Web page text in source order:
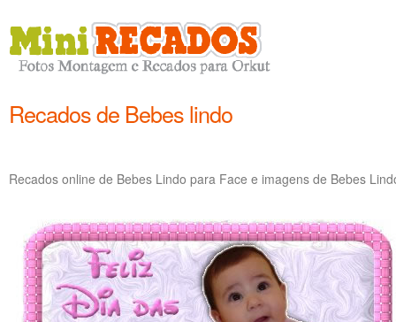
Recados de Bebes lindo
Recados online de Bebes Lindo para Face e imagens de Bebes